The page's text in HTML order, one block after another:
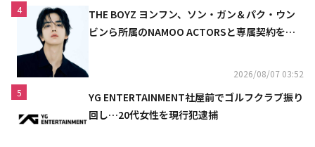
4
THE BOYZ ヨンフン、ソン・ガン＆パク・ウン
ビンら所属のNAMOO ACTORSと専属契約を締
2026/08/07 03:52
5
YG ENTERTAINMENT社屋前でゴルフクラブ振り
回し…20代女性を現行犯逮捕